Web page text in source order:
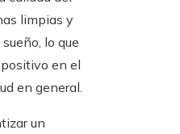
limpias y
lo que
en el
en general.
un